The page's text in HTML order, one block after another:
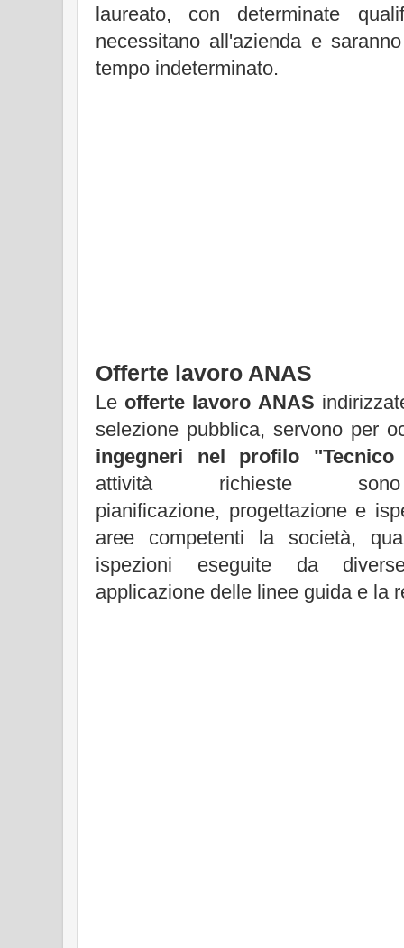
laureato, con determinate
necessitano all'azienda e
tempo indeterminato.
Offerte lavoro ANAS
Le offerte lavoro ANAS
selezione pubblica, servono per
ingegneri nel profilo
attività richieste
pianificazione, progettazione e
aree competenti la società,
ispezioni eseguite da
applicazione delle linee guida e la